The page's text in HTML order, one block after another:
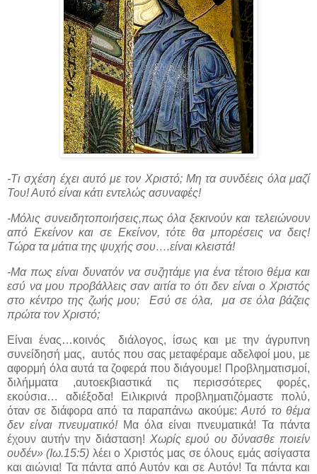
-Τι σχέση έχει αυτό με τον Χριστό; Μη τα συνδέεις όλα μαζί
Του! Αυτό είναι κάτι εντελώς ασυναφές!
-Μόλις συνειδητοποιήσεις,πως όλα ξεκινούν και τελειώνουν
από Εκείνον και σε Εκείνον, τότε θα μπορέσεις να δεις!
Τώρα τα μάτια της ψυχής σου….είναι κλειστά!
-Μα πως είναι δυνατόν να συζητάμε για ένα τέτοιο θέμα και
εσύ να μου προβάλλεις σαν αιτία το ότι δεν είναι ο Χριστός
στο κέντρο της ζωής μου;
Εσύ σε όλα,
μα σε όλα βάζεις
πρώτα τον Χριστό;
Είναι ένας…κοινός
διάλογος, ίσως και με την άγρυπνη
συνείδησή μας, αυτός που σας μεταφέραμε αδελφοί μου, με
αφορμή όλα αυτά τα ζοφερά που διάγουμε! Προβληματισμοί,
διλήμματα ,αυτοεκβιαστικά τις περισσότερες φορές,
εκούσια… αδιέξοδα! Ειλικρινά προβληματιζόμαστε πολύ,
όταν σε διάφορα από τα παραπάνω ακούμε:Αυτό το θέμα
δεν είναι πνευματικό!Μα όλα είναι πνευματικά! Τα πάντα
έχουν αυτήν την διάσταση! Χωρίς εμού ου δύνασθε ποιείν
ουδέν» (Ιω.15:5) λέει ο Χριστός μας σε όλους εμάς ασίγαστα
και αιώνια! Τα πάντα από Αυτόν και σε Αυτόν! Τα πάντα και